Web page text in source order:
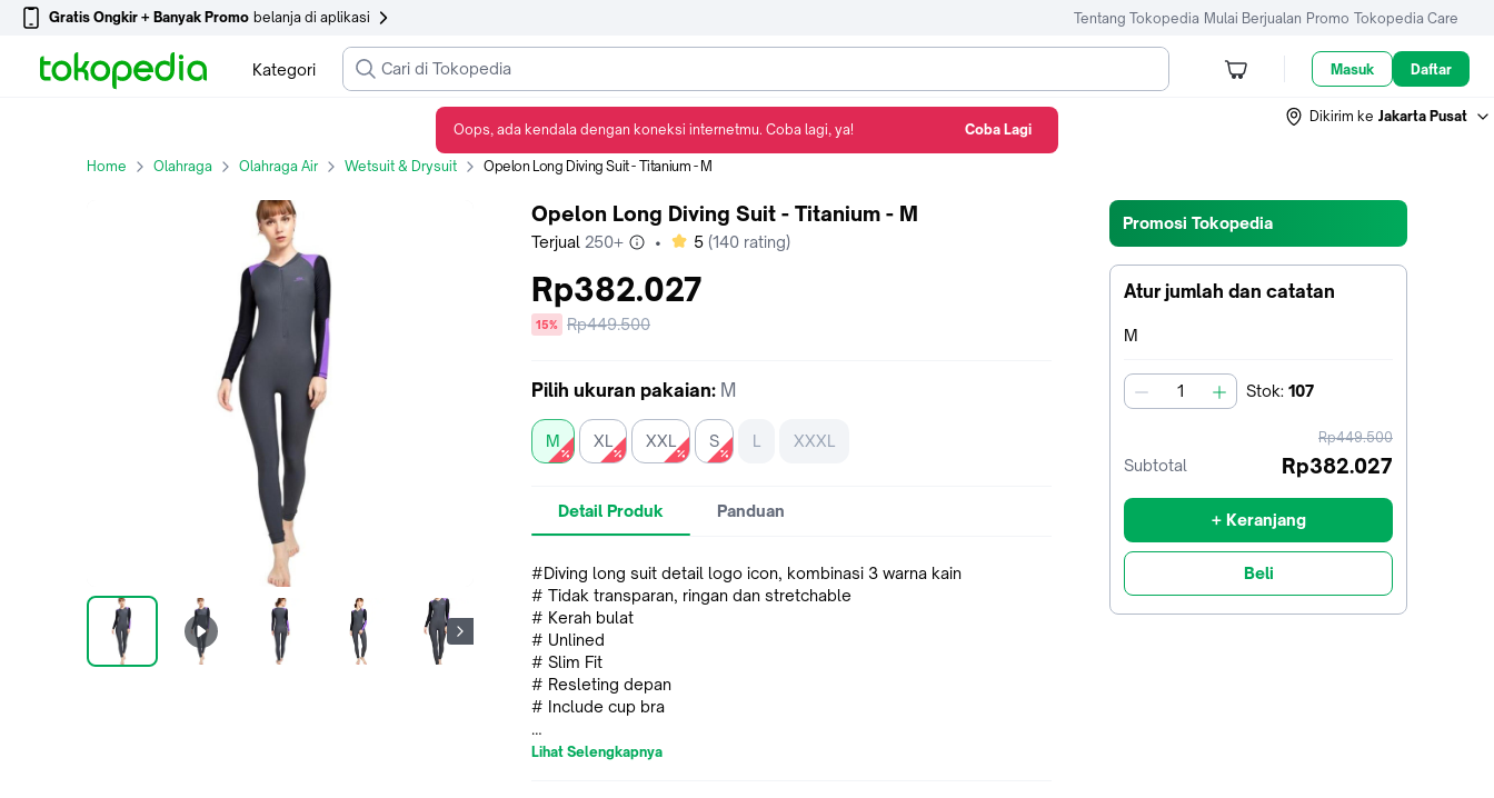
Gratis Ongkir + Banyak Promo belanja di aplikasi Tentang Tokopedia Mulai Berjualan Promo Tokopedia Care
Kategori Masuk Daftar
Dikirim ke Jakarta Pusat
Home Olahraga Olahraga Air Wetsuit & Drysuit Opelon Long Diving Suit - Titanium - M
Promosi Tokopedia
Atur jumlah dan catatan
Terpilih:
M
jumlah Stok: 107
harga
sebelum
Rp449.500
Subtotal Rp382.027
+ Keranjang
Beli
Opelon Long Diving Suit - Titanium - M
Terjual 250+ • bintang
5 (140 rating)
Rp382.027
diskon
15%
Harga
Rp449.500
Pilih ukuran pakaian: M
M XL XXL S L XXXL
Detail Produk Panduan
#Diving long suit detail logo icon, kombinasi 3 warna kain
# Tidak transparan, ringan dan stretchable
# Kerah bulat
# Unlined
# Slim Fit
# Resleting depan
# Include cup bra
Petunjuk Perawatan:
Lihat Selengkapnya
Oops, ada kendala dengan koneksi internetmu. Coba lagi, ya! Coba Lagi